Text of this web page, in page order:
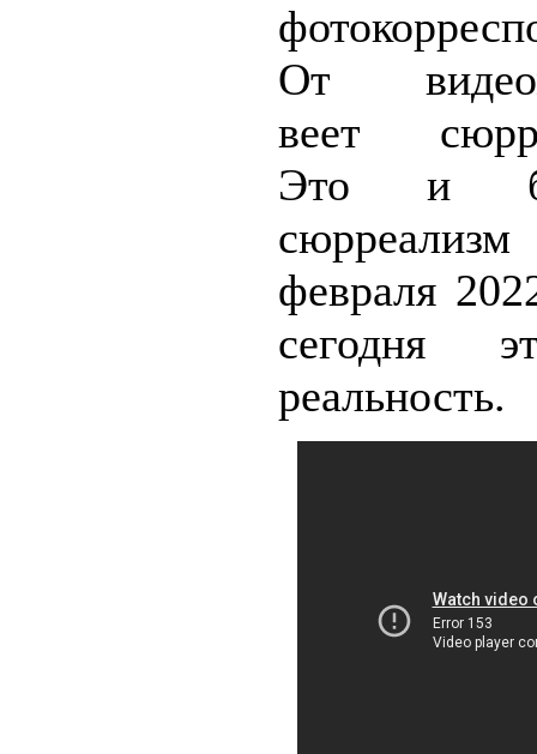
От
веет
Это и
февраля
сегодня
реальность.